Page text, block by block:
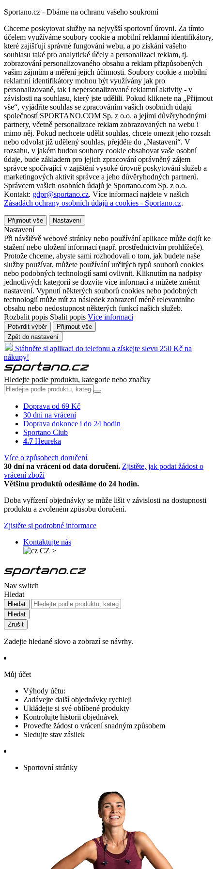
Sportano.cz - Dbáme na ochranu vašeho soukromí
Chceme poskytovat služby na nejvyšší sportovní úrovni. Za tímto
účelem využíváme soubory cookie a mobilní reklamní identifikátory,
které zajišťují správné fungování webu, a po získání vašeho
souhlasu také pro analytické účely a personalizaci reklam, tj.
zobrazování personalizovaného obsahu a reklam přizpůsobených
vašim zájmům a měření jejich účinnosti. Soubory cookie a mobilní
reklamní identifikátory mohou být využívány jak pro
personalizované, tak i nepersonalizované reklamní aktivity - v
závislosti na souhlasu, který jste udělili. Pokud kliknete na „Přijmout
vše“, vyjádříte souhlas se zpracováním vašich osobních údajů
společností SPORTANO.COM Sp. z o.o. a jejími důvěryhodnými
partnery, včetně personalizace reklam zobrazovaných na webu i
mimo něj. Pokud nechcete udělit souhlas, chcete omezit jeho rozsah
nebo odvolat již udělený souhlas, přejděte do „Nastavení“. V
rozsahu, v jakém budou soubory cookie obsahovat vaše osobní
údaje, bude základem pro jejich zpracování oprávněný zájem
správce spočívající v zajištění vysoké úrovně poskytování služeb a
marketingových aktivit správce a jeho důvěryhodných partnerů.
Správcem vašich osobních údajů je Sportano.com Sp. z o.o.
Kontakt: gdpr@sportano.cz. Více informací najdete v našich
Zásadách ochrany osobních údajů a cookies - Sportano.cz.
Přijmout vše Nastavení
Nastavení
Při návštěvě webové stránky nebo používání aplikace může dojít ke
stažení nebo uložení informací (např. prostřednictvím prohlížeče).
Protože chceme, abyste sami rozhodovali o tom, jak budete naše
služby používat, můžete používání určitých typů souborů cookies
nebo podobných technologií sami ovlivnit. Kliknutím na nadpisy
jednotlivých kategorií se dozvíte více informací a můžete změnit
nastavení. Vypnutí některých souborů cookies nebo podobných
technologií může mít za následek zobrazení méně relevantního
obsahu nebo nedostupnost některých funkcí našich služeb.
Rozbalit popis Sbalit popis Více informací
Potvrdit výběr
Přijmout vše
Zpět do nastavení
Stáhněte si aplikaci do telefonu a získejte slevu 250 Kč na
nákupy!
Hledejte podle produktu, kategorie nebo značky
Doprava od 69 Kč
30 dní na vrácení
Doprava dokonce i do 24 hodin
Sportano Club
4.7 Heureka
Více o způsobech doručení
30 dní na vrácení od data doručení. Zjistěte, jak podat žádost o
vrácení zboží
Většinu produktů odesíláme do 24 hodin.
Doba vyřízení objednávky se může lišit v závislosti na dostupnosti
produktu a zvoleném způsobu doručení.
Zjistěte si podrobné informace
Kontaktujte nás
CZ >
Nav switch
Hledat
Hledat
Hledat
Zrušit
Zadejte hledané slovo a zobrazí se návrhy.
Můj účet
Výhody účtu:
Zadávejte další objednávky rychleji
Ukládejte si své oblíbené produkty
Kontrolujte historii objednávek
Proveďte žádost o vrácení snadným způsobem
Sledujte stav zásilek
Sportovní stránky